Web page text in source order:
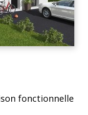
fonctionnelle